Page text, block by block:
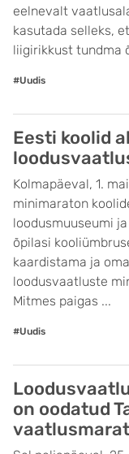
eelnevalt
kasutada selleks,
liigirikkust tundma
#Uudis
Eesti koolid
Kolmapäeval, 1.
minimaraton
loodusmuuseumi
õpilasi
kaardistama ja
loodusvaatluste
Mitmes paigas ...
#Uudis
on oodatud